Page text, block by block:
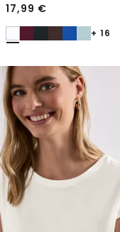
17,99 €
+ 16